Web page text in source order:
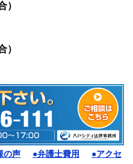
）
）
の声 ●弁護士費用 ●アクセ